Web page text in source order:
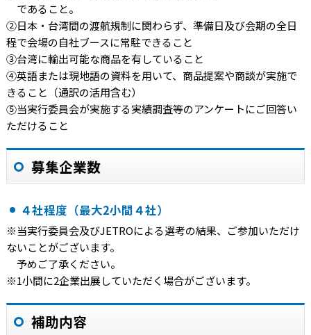
であること。
②日本・台湾間の渡航規制に関わらず、準備日及び会期の全日
程で会場の自社ブースに常駐できること
③台湾に輸出可能な商品を有していること
④英語または現地語の資料を用いて、商品提案や商談が実施で
きること（通訳の活用含む）
⑤当実行委員会が実施する実績調査等のアンケートにご回答い
ただけること
募集企業数
４社程度（最大2小間４社）
※当実行委員会及びJETROによる選考の結果、ご参加いただけ
ないことがございます。
予めご了承ください。
※1小間に2企業出展していただく場合がございます。
補助内容